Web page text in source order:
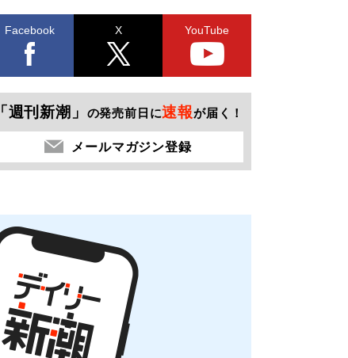
Facebook X YouTube
「週刊新潮」 の発売前日に速報が届く！
メールマガジン登録